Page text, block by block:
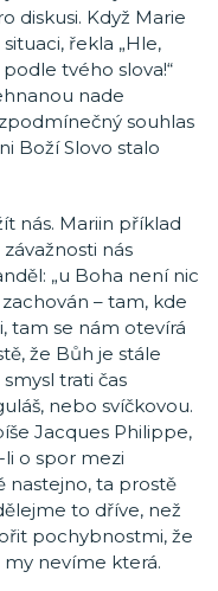
diskusi. Když Marie
řekla „Hle,
tvého slova!“
nade
souhlas
Boží Slovo stalo
nás. Mariin příklad
nás
„u Boha není nic
– tam, kde
tam se nám otevírá
že Bůh je stále
trati čas
nebo svíčkovou.
Jacques Philippe,
o spor mezi
nastejno, ta prostě
to dříve, než
pochybnostmi, že
my nevíme která.